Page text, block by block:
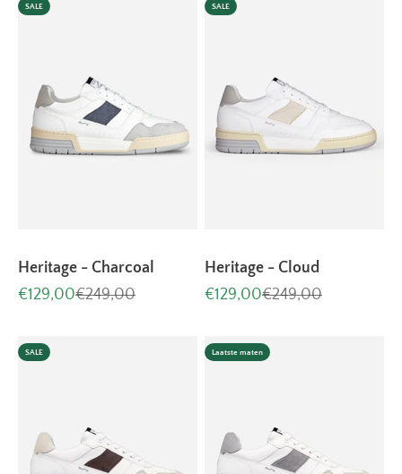
SALE
Heritage - Charcoal
Aanbiedingsprijs
€129,00Normale prijs
€249,00
SALE
Heritage - Cloud
Aanbiedingsprijs
€129,00Normale prijs
€249,00
SALE Laatste maten